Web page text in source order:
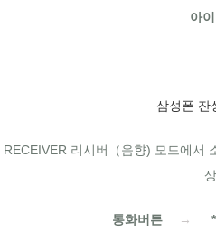
아
삼성폰 잔
리시버（음향) 모드에
통화버튼 →